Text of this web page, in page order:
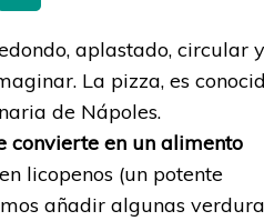
aplastado, circular y
La pizza, es
de Nápoles.
convierte en un alimento
licopenos (un potente
añadir algunas